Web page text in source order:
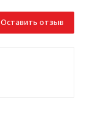
Оставить отзыв